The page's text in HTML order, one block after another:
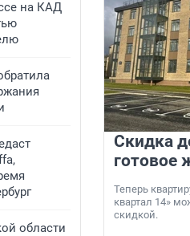
на КАД
области
Скидка
готовое
Теперь
квартал 14»
скидкой.